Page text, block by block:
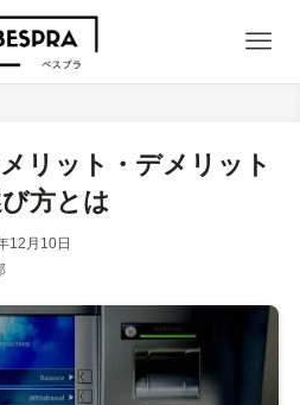
リット・デメリット
び方とは
12月10日